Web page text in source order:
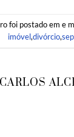
foi postado em e
imóvel,divórcio,
CARLOS